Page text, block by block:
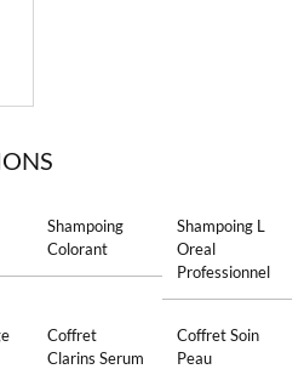
Shampoing
Colorant
Shampoing L
Oreal
Professionnel
Coffret
Clarins Serum
Coffret Soin
Peau